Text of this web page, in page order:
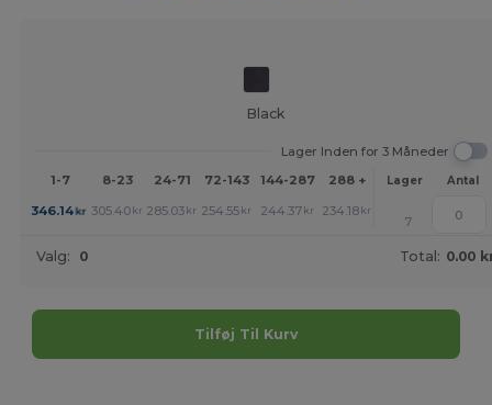
Black
Lager Inden for 3 Måneder
1-7
8-23 24-71 72-143 144-287 288 + Mere
Lager Antal
346.14kr 305.40 kr 285.03 kr 254.55 kr 244.37 kr 234.18 kr
7
Valg: 0 Total: 0.00
Tilføj Til Kurv